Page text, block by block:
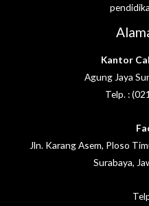
Kantor
Agung Jaya
Telp. :
Jln. Karang Asem, Ploso
Surabaya,